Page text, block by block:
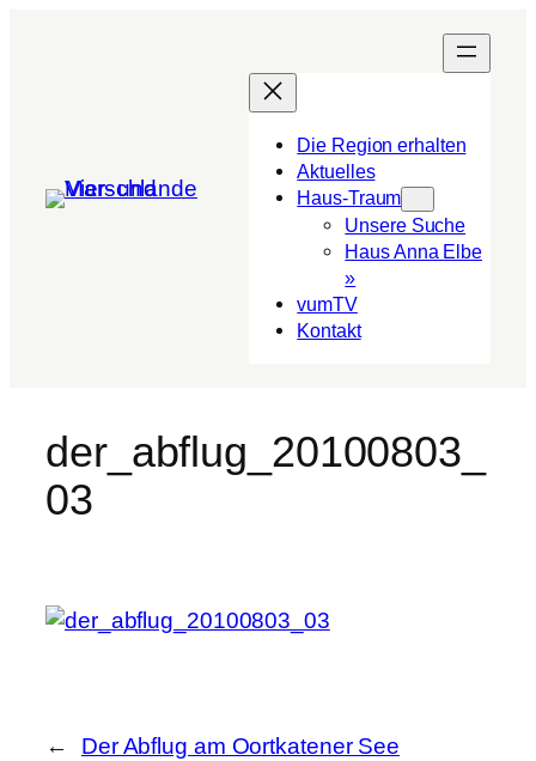
Die Region erhalten
Aktuelles
Haus-Traum
Unsere Suche
Haus Anna Elbe
»
vumTV
Kon­takt
der_abflug_20100803_
03
← Der Abflug am Oortkatener See